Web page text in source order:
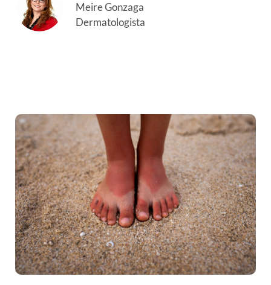
Meire Gonzaga
Dermatologista